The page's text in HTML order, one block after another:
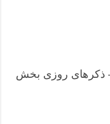
ذکرهای روزی‌ بخش